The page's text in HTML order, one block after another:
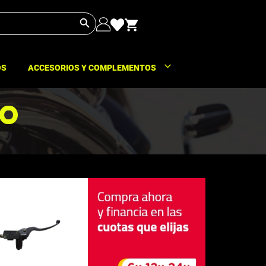
Botón de búsqueda
ACCESORIOS Y COMPLEMENTOS